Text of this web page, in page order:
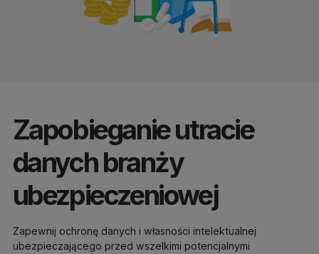
Zapobieganie utracie
danych branży
ubezpieczeniowej
Zapewnij ochronę danych i własności intelektualnej
ubezpieczającego przed wszelkimi potencjalnymi